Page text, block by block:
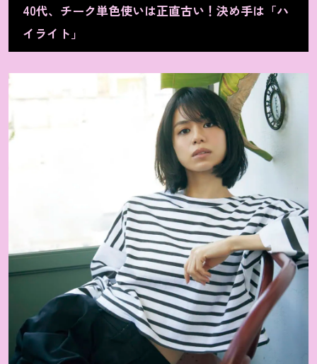
40代、チーク単色使いは正直古い ！ 決め手は「ハ
イライト」